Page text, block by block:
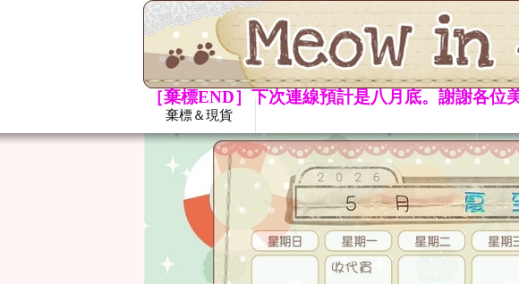
棄標＆現貨
［棄標END］下次連線預計是八月底。謝謝各